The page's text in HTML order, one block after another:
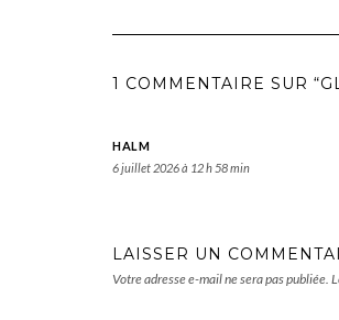
1 COMMENTAIRE SUR
HALM
6 juillet 2026 à 12 h 58 min
LAISSER UN
Votre adresse e-mail ne sera pas publiée.